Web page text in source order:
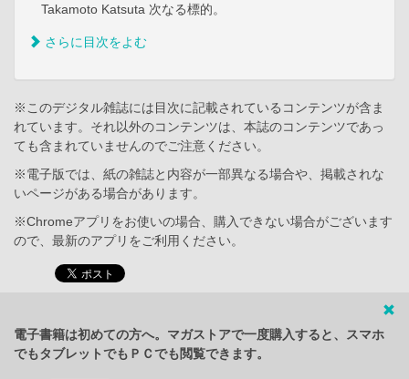
Takamoto Katsuta 次なる標的。
さらに目次をよむ
※このデジタル雑誌には目次に記載されているコンテンツが含ま
れています。それ以外のコンテンツは、本誌のコンテンツであっ
ても含まれていませんのでご注意ください。
※電子版では、紙の雑誌と内容が一部異なる場合や、掲載されな
いページがある場合があります。
※Chromeアプリをお使いの場合、購入できない場合がございます
ので、最新のアプリをご利用ください。
電子書籍は初めての方へ。マガストアで一度購入すると、スマホ
でもタブレットでもＰＣでも閲覧できます。